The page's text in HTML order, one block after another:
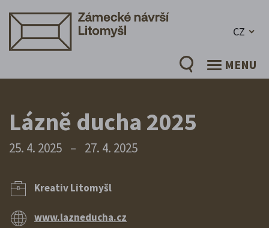
CZ
MENU
Lázně ducha 2025
25. 4. 2025 – 27. 4. 2025
Kreativ Litomyšl
www.lazneducha.cz